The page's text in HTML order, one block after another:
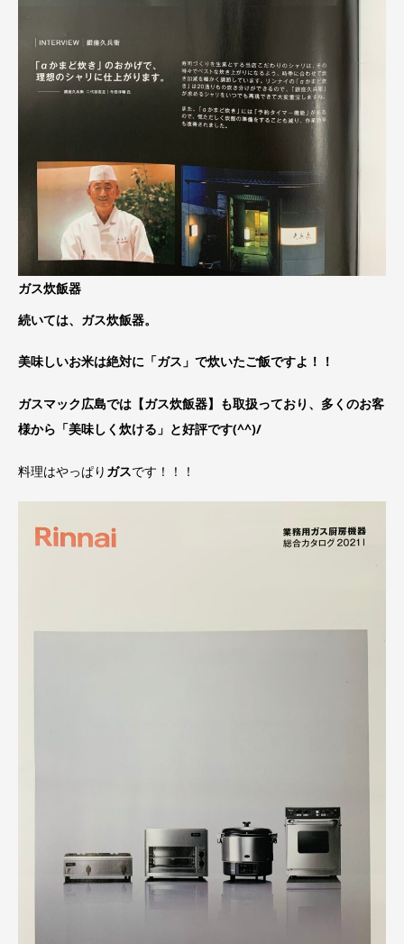
ガス炊飯器
続いては、ガス炊飯器。
美味しいお米は絶対に「ガス」で炊いたご飯ですよ！！
ガスマック広島では【ガス炊飯器】も取扱っており、多くのお客
様から「美味しく炊ける」と好評です(^^)/
料理はやっぱり ガスです！！！